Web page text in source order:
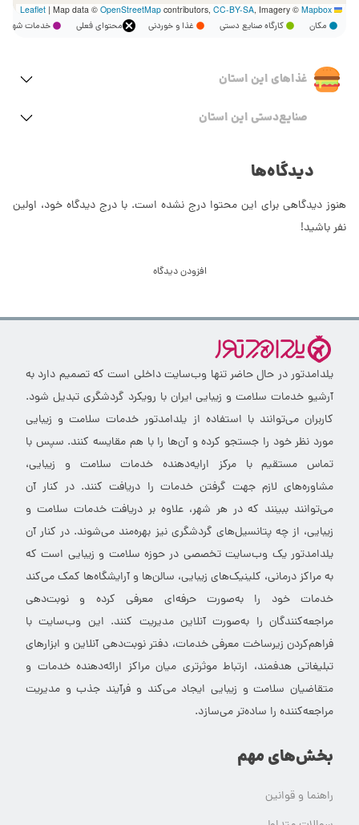
Leaflet
| Map data © OpenStreetMapcontributors, CC-BY-SA, Imagery © Mapbox
مکان کارگاه صنایع دستی غذا و خوردنی محتوای فعلی خدمات
غذاهای این استان
صنایع‌دستی این استان
دیدگاه‌ها
هنوز دیدگاهی برای این محتوا درج نشده است. با درج دیدگاه خود، اولین
نفر باشید!
افزودن دیدگاه
یلدامدتور در حال حاضر تنها وب‌سایت داخلی است که تصمیم دارد به
آرشیو خدمات سلامت و زیبایی ایران با رویکرد گردشگری تبدیل شود.
کاربران می‌توانند با استفاده از یلدامدتور خدمات سلامت و زیبایی
مورد نظر خود را جستجو کرده و آن‌ها را با هم مقایسه کنند. سپس با
تماس مستقیم با مرکز ارایه‌دهنده خدمات سلامت و زیبایی،
مشاوره‌های لازم جهت گرفتن خدمات را دریافت کنند. در کنار آن
می‌توانند ببینند که در هر شهر، علاوه بر دریافت خدمات سلامت و
زیبایی، از چه پتانسیل‌های گردشگری نیز بهره‌مند می‌شوند. در کنار آن
یلدامدتور یک وب‌سایت تخصصی در حوزه سلامت و زیبایی است که
به مراکز درمانی، کلینیک‌های زیبایی، سالن‌ها و آرایشگاه‌ها کمک می‌کند
خدمات خود را به‌صورت حرفه‌ای معرفی کرده و نوبت‌دهی
مراجعه‌کنندگان را به‌صورت آنلاین مدیریت کنند. این وب‌سایت با
فراهم‌کردن زیرساخت معرفی خدمات، دفتر نوبت‌دهی آنلاین و ابزارهای
تبلیغاتی هدفمند، ارتباط موثرتری میان مراکز ارائه‌دهنده خدمات و
متقاضیان سلامت و زیبایی ایجاد می‌کند و فرآیند جذب و مدیریت
مراجعه‌کننده را ساده‌تر می‌سازد.
بخش‌های مهم
راهنما و قوانین